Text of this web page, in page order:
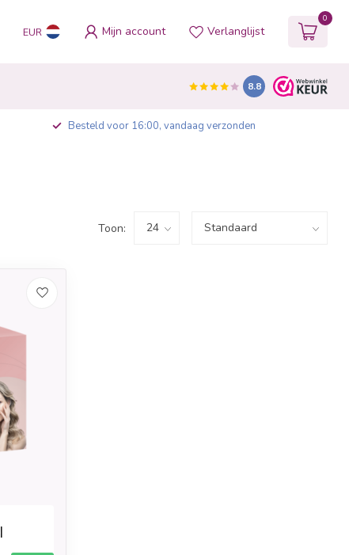
EUR Mijn account Verlanglijst
0
8.8
Besteld voor 16:00, vandaag verzonden
Toon: